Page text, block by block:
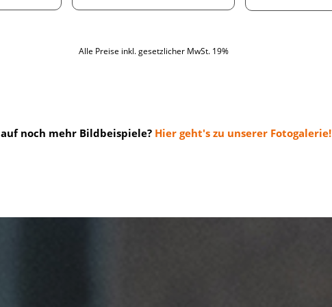
Alle Preise inkl. gesetzlicher MwSt. 19%
noch mehr Bildbeispiele? Hier geht's zu unserer Fotogalerie!